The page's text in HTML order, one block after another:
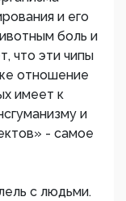
и его
боль и
что эти чипы
отношение
имеет к
и
- самое
с людьми.